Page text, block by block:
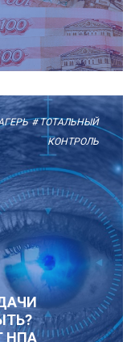
# ТОТАЛЬНЫЙ
КОНТРОЛЬ
НПА